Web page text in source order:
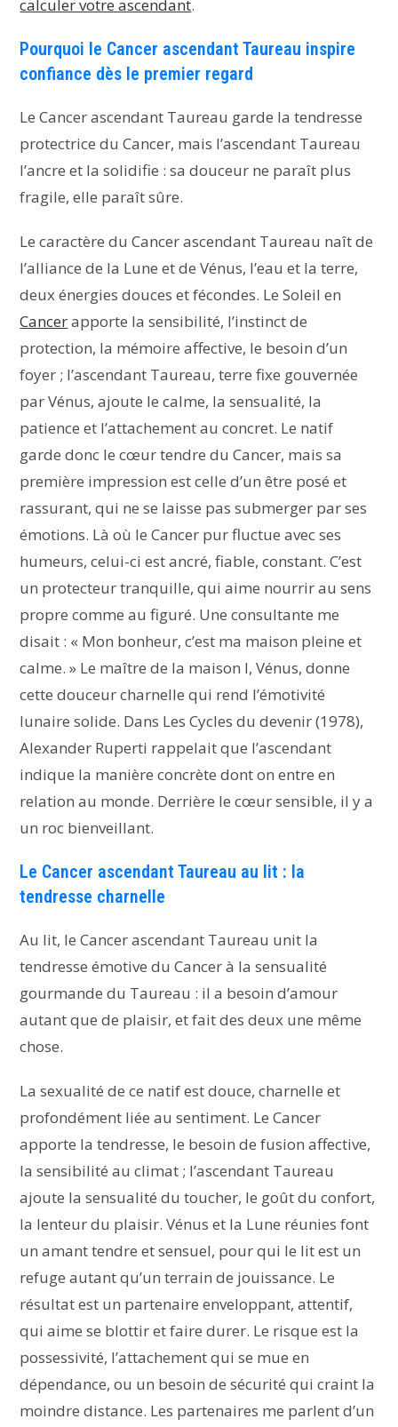
calculer votre ascendant.
Pourquoi le Cancer ascendant Taureau inspire
confiance dès le premier regard
Le Cancer ascendant Taureau garde la tendresse
protectrice du Cancer, mais l’ascendant Taureau
l’ancre et la solidifie : sa douceur ne paraît plus
fragile, elle paraît sûre.
Le caractère du Cancer ascendant Taureau naît de
l’alliance de la Lune et de Vénus, l’eau et la terre,
deux énergies douces et fécondes. Le Soleil en
Cancerapporte la sensibilité, l’instinct de
protection, la mémoire affective, le besoin d’un
foyer ; l’ascendant Taureau, terre fixe gouvernée
par Vénus, ajoute le calme, la sensualité, la
patience et l’attachement au concret. Le natif
garde donc le cœur tendre du Cancer, mais sa
première impression est celle d’un être posé et
rassurant, qui ne se laisse pas submerger par ses
émotions. Là où le Cancer pur fluctue avec ses
humeurs, celui-ci est ancré, fiable, constant. C’est
un protecteur tranquille, qui aime nourrir au sens
propre comme au figuré. Une consultante me
disait : « Mon bonheur, c’est ma maison pleine et
calme. » Le maître de la maison I, Vénus, donne
cette douceur charnelle qui rend l’émotivité
lunaire solide. Dans Les Cycles du devenir (1978),
Alexander Ruperti rappelait que l’ascendant
indique la manière concrète dont on entre en
relation au monde. Derrière le cœur sensible, il y a
un roc bienveillant.
Le Cancer ascendant Taureau au lit : la
tendresse charnelle
Au lit, le Cancer ascendant Taureau unit la
tendresse émotive du Cancer à la sensualité
gourmande du Taureau : il a besoin d’amour
autant que de plaisir, et fait des deux une même
chose.
La sexualité de ce natif est douce, charnelle et
profondément liée au sentiment. Le Cancer
apporte la tendresse, le besoin de fusion affective,
la sensibilité au climat ; l’ascendant Taureau
ajoute la sensualité du toucher, le goût du confort,
la lenteur du plaisir. Vénus et la Lune réunies font
un amant tendre et sensuel, pour qui le lit est un
refuge autant qu’un terrain de jouissance. Le
résultat est un partenaire enveloppant, attentif,
qui aime se blottir et faire durer. Le risque est la
possessivité, l’attachement qui se mue en
dépendance, ou un besoin de sécurité qui craint la
moindre distance. Les partenaires me parlent d’un